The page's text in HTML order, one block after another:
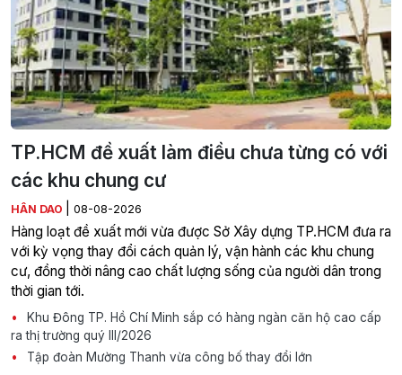
TP.HCM đề xuất làm điều chưa từng có với
các khu chung cư
HÂN DAO 08-08-2026
Hàng loạt đề xuất mới vừa được Sở Xây dựng TP.HCM đưa ra
với kỳ vọng thay đổi cách quản lý, vận hành các khu chung
cư, đồng thời nâng cao chất lượng sống của người dân trong
thời gian tới.
Khu Đông TP. Hồ Chí Minh sắp có hàng ngàn căn hộ cao cấp
ra thị trường quý III/2026
Tập đoàn Mường Thanh vừa công bố thay đổi lớn